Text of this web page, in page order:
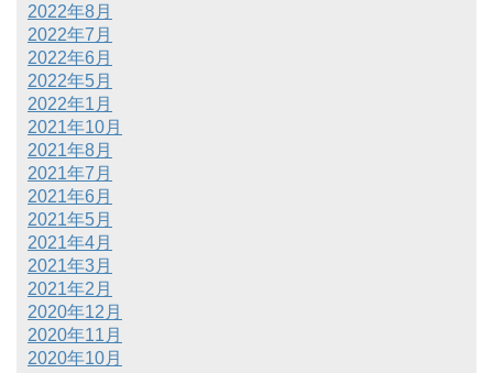
2022年8月
2022年7月
2022年6月
2022年5月
2022年1月
2021年10月
2021年8月
2021年7月
2021年6月
2021年5月
2021年4月
2021年3月
2021年2月
2020年12月
2020年11月
2020年10月